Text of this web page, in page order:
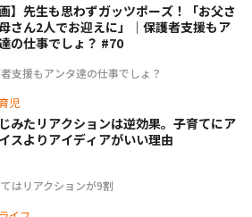
支援もアンタ達の仕事でしょ？
画】先生も思わずガッツポーズ！「お父さ
さん2人でお迎えに」｜保護者支援もア
の仕事でしょ？ #70
児
はリアクションが9割
みたリアクションは逆効果。子育てにア
スよりアイディアがいい理由